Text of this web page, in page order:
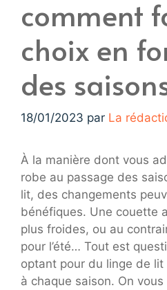
comment
choix en
des
18/01/2023 par La
À la manière dont vous
robe au passage des
lit, des changements
bénéfiques. Une couette
plus froides, ou au
pour l’été… Tout est
optant pour du linge de
à chaque saison. On